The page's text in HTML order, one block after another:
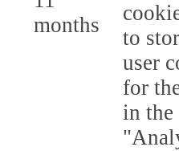
months
to
user
for
in the